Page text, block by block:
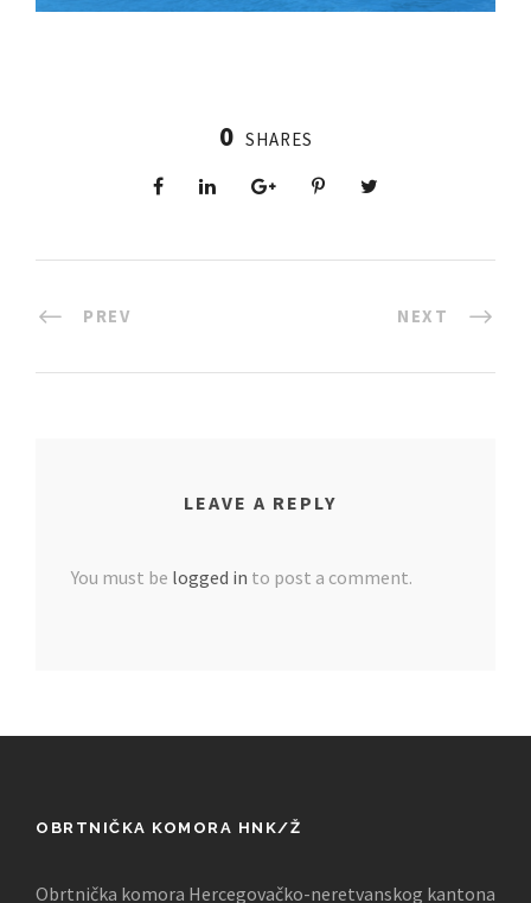
0 SHARES
PREV NEXT
LEAVE A REPLY
You must be logged in to post a comment.
OBRTNIČKA KOMORA HNK/Ž
Obrtnička komora Hercegovačko-neretvanskog kantona